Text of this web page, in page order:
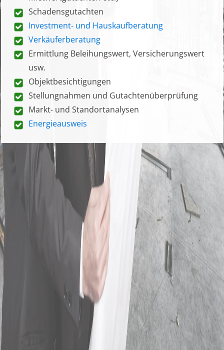
Schadensgutachten
Investment- und Hauskaufberatung
Verkäuferberatung
Ermittlung Beleihungswert, Versicherungswert
usw.
Objektbesichtigungen
Stellungnahmen und Gutachtenüberprüfung
Markt- und Standortanalysen
Energieausweis